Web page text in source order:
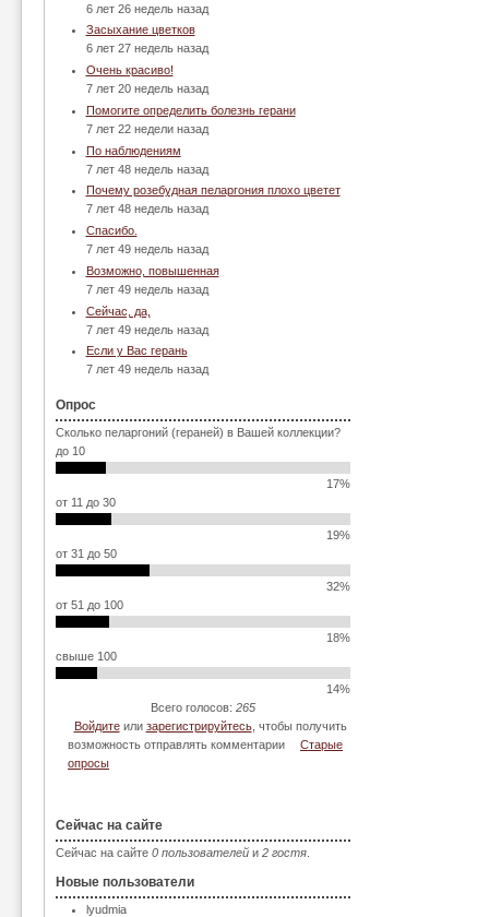
6 лет 26 недель назад
Засыхание цветков
6 лет 27 недель назад
Очень красиво!
7 лет 20 недель назад
Помогите определить болезнь герани
7 лет 22 недели назад
По наблюдениям
7 лет 48 недель назад
Почему розебудная пеларгония плохо цветет
7 лет 48 недель назад
Спасибо.
7 лет 49 недель назад
Возможно, повышенная
7 лет 49 недель назад
Сейчас, да,
7 лет 49 недель назад
Если у Вас герань
7 лет 49 недель назад
Опрос
Сколько пеларгоний (гераней) в Вашей коллекции?
до 10
17%
от 11 до 30
19%
от 31 до 50
32%
от 51 до 100
18%
свыше 100
14%
Всего голосов: 265
Войдитеили зарегистрируйтесь, чтобы получить
возможность отправлять комментарии
Старые
опросы
Сейчас на сайте
Сейчас на сайте 0 пользователей и 2 гостя
Новые пользователи
lyudmia